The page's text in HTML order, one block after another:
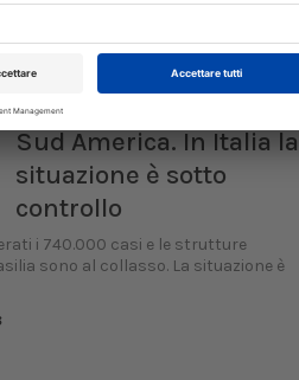
ALERT SANITARI
Dengue, emergenza in
Sud America. In Italia la
situazione è sotto
controllo
i 740.000 casi e le strutture
sono al collasso. La situazione è